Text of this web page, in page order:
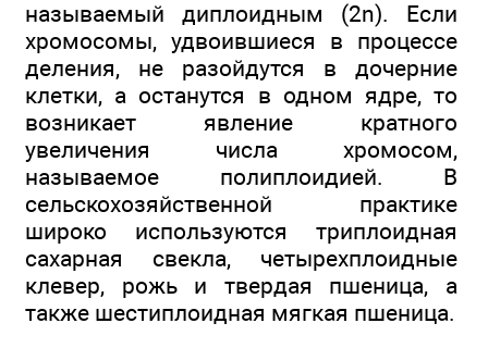
называемый диплоидным (2n). Если
хромосомы, удвоившиеся в процессе
деления, не разойдутся в дочерние
клетки, а останутся в одном ядре, то
возникает явление кратного
увеличения числа хромосом,
называемое полиплоидией. В
сельскохозяйственной практике
широко используются триплоидная
сахарная свекла, четырехплоидные
клевер, рожь и твердая пшеница, а
также шестиплоидная мягкая пшеница.